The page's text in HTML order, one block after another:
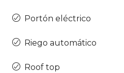
Portón eléctrico
Riego automático
Roof top